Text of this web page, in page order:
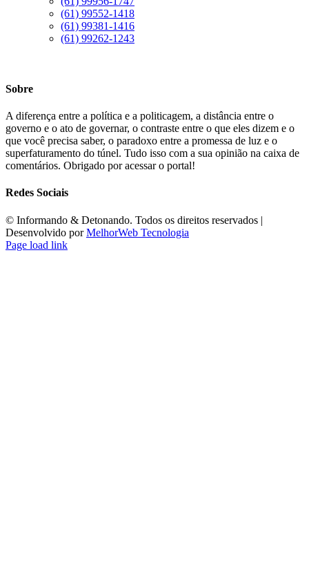
(61) 99552-1418
(61) 99381-1416
(61) 99262-1243
Sobre
A diferença entre a política e a politicagem, a distância entre o
governo e o ato de governar, o contraste entre o que eles dizem e o
que você precisa saber, o paradoxo entre a promessa de luz e o
superfaturamento do túnel. Tudo isso com a sua opinião na caixa de
comentários. Obrigado por acessar o portal!
Redes Sociais
©️ Informando & Detonando. Todos os direitos reservados |
Desenvolvido porMelhorWeb Tecnologia
Page load link